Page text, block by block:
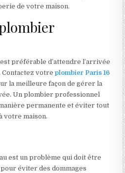
de votre maison.
préférable d’attendre l’arrivée
Contactez votreplombier Paris 16
la meilleure façon de gérer la
Un plombier professionnel
permanente et éviter tout
votre maison.
est un problème qui doit être
éviter des dommages